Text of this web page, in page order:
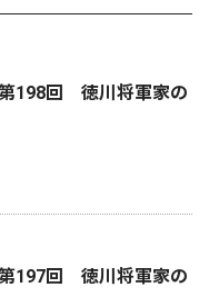
198回 徳川将軍家の
197回 徳川将軍家の